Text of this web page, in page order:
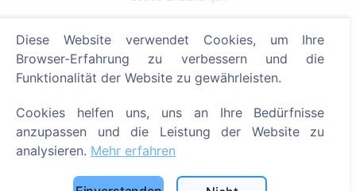
Bestattete suchen
Friedhöfe suchen
Dienstleistungen
Diese Website verwendet Cookies, um Ihre
Browser-Erfahrung zu verbessern und die
Funktionalität der Website zu gewährleisten.
Cookies helfen uns, uns an Ihre Bedürfnisse
anzupassen und die Leistung der Website zu
analysieren. Mehr erfahren